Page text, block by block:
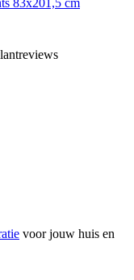
voor jouw huis en